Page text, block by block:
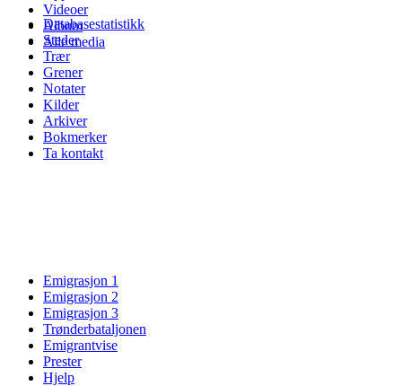
Videoer
Album
Alle media
Databasestatistikk
Steder
Trær
Grener
Notater
Kilder
Arkiver
Bokmerker
Ta kontakt
Emigrasjon 1
Emigrasjon 2
Emigrasjon 3
Trønderbataljonen
Emigrantvise
Prester
Hjelp